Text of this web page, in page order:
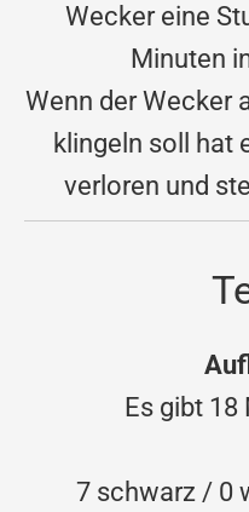
Wecker eine
Minuten
Wenn der Wecker
klingeln soll hat
verloren und
Es gibt
7 schwarz / 0